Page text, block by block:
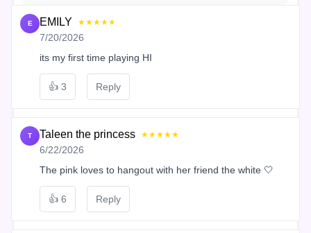
E EMILY ★★★★★
7/20/2026
its my first time playing HI
👍 3 Reply
T Taleen the princess ★★★★★
6/22/2026
The pink loves to hangout with her friend the white 🤍
👍 6 Reply